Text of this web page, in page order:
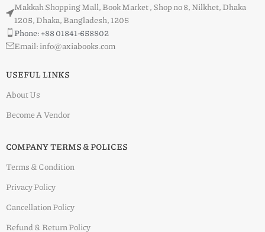
Makkah Shopping Mall, Book Market , Shop no 8, Nilkhet, Dhaka
1205, Dhaka, Bangladesh, 1205
Phone: +88 01841-658802
Email: info@axiabooks.com
USEFUL LINKS
About Us
Become A Vendor
COMPANY TERMS & POLICES
Terms & Condition
Privacy Policy
Cancellation Policy
Refund & Return Policy